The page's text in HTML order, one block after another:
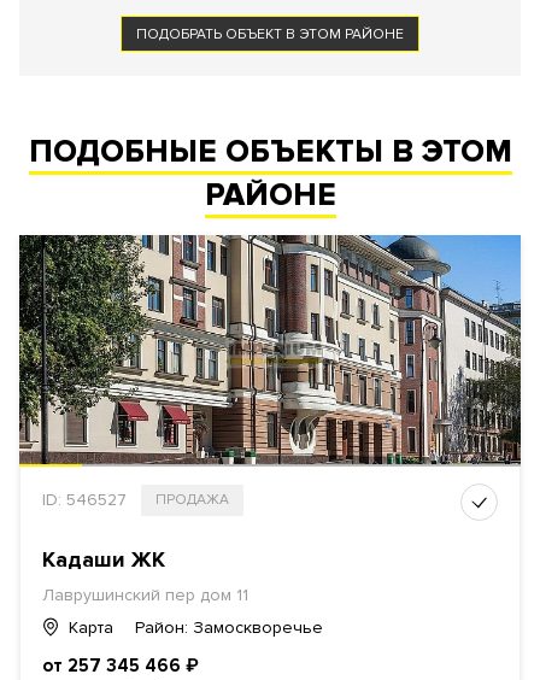
ПОДОБРАТЬ ОБЪЕКТ В ЭТОМ РАЙОНЕ
ПОДОБНЫЕ ОБЪЕКТЫ В ЭТОМ
РАЙОНЕ
ID: 546527 ПРОДАЖА
Кадаши ЖК
Лаврушинский пер дом 11
Карта
Район: Замоскворечье
от 257 345 466 ₽